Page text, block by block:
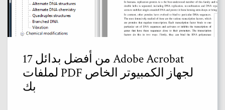
17 من أفضل بدائل Adobe Acrobat
لملفات PDF لجهاز الكمبيوتر الخاص
بك